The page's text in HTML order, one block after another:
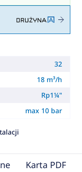
32
18 m³/h
Rp1¼"
max 10 bar
Karta PDF